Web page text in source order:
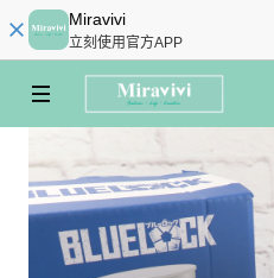
Miravivi
立刻使用官方APP